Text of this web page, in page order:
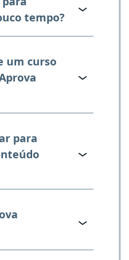
tempo?
um curso
para